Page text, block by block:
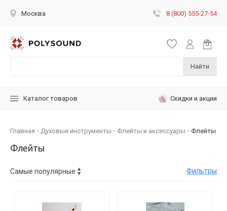
Москва 8 (800) 555-27-54
Найти
Каталог товаров Скидки и акции
Главная Духовые инструменты Флейты и аксессуары Флейты
Флейты
Фильтры